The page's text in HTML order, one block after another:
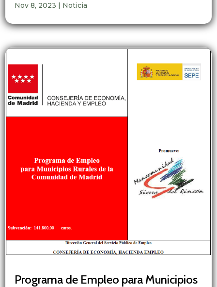
Nov 8, 2023 | Noticia
Programa de Empleo para Municipios